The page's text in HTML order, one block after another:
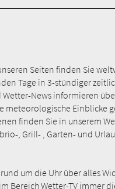
Seiten finden Sie
Tage in 3-stündiger
News informieren
Einblicke
finden Sie in unserem
, Grill- , Garten- und
um die Uhr über alles
Bereich Wetter-TV immer